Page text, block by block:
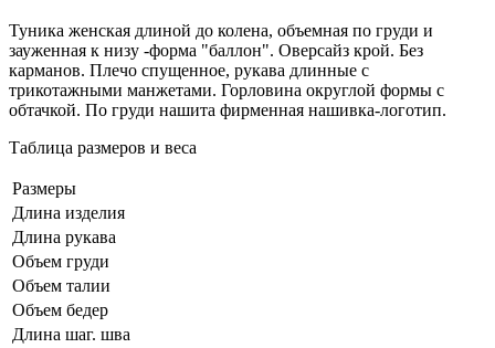
Туника женская длиной до колена, объемная по груди и
зауженная к низу -форма "баллон". Оверсайз крой. Без
карманов. Плечо спущенное, рукава длинные с
трикотажными манжетами. Горловина округлой формы с
обтачкой. По груди нашита фирменная нашивка-логотип.
Таблица размеров и веса
Размеры
Длина изделия
Длина рукава
Объем груди
Объем талии
Объем бедер
Длина шаг. шва